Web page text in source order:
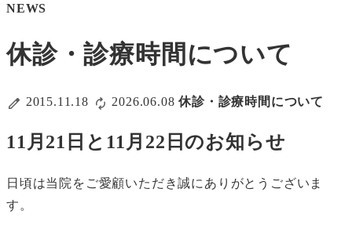
NEWS
休診・診療時間について
2015.11.18 2026.06.08休診・診療時間について
11月21日と11月22日のお知らせ
日頃は当院をご愛顧いただき誠にありがとうございま
す。